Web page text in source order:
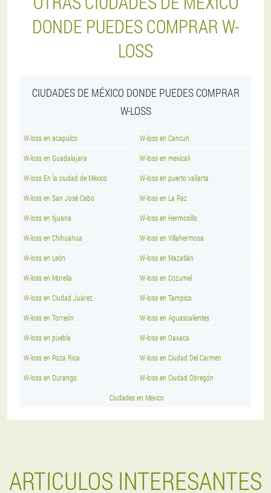
DONDE PUEDES COMPRAR W-
LOSS
CIUDADES DE MÉXICO DONDE PUEDES COMPRAR
W-LOSS
W-loss en acapulco W-loss en Cancún
W-loss en Guadalajara W-loss en mexicali
W-loss En la ciudad de México W-loss en puerto vallarta
W-loss en San José Cabo W-loss en La Paz
W-loss en tijuana W-loss en Hermosillo
W-loss en Chihuahua W-loss en Villahermosa
W-loss en León W-loss en Mazatlán
W-loss en Morella W-loss en Cozumel
W-loss en Ciudad Juárez W-loss en Tampico
W-loss en Torreón W-loss en Aguascalientes
W-loss en puebla W-loss en Oaxaca
W-loss en Poza Rica W-loss en Ciudad Del Carmen
W-loss en Durango W-loss en Ciudad Obregón
Ciudades en Mexico
ARTICULOS INTERESANTES